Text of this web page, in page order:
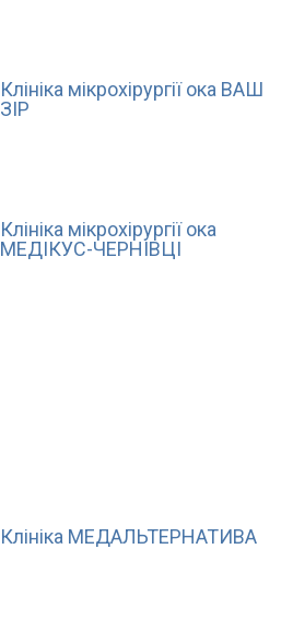
Клініка мікрохірургії ока ВАШ
ЗІР
Клініка мікрохірургії ока
МЕДІКУС-ЧЕРНІВЦІ
Клініка МЕДАЛЬТЕРНАТИВА